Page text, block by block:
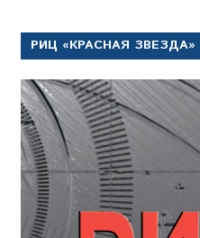
РИЦ «КРАСНАЯ ЗВЕЗДА»